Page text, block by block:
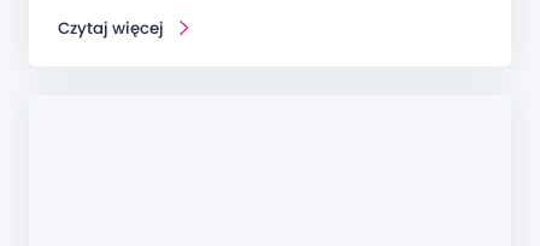
Czytaj więcej